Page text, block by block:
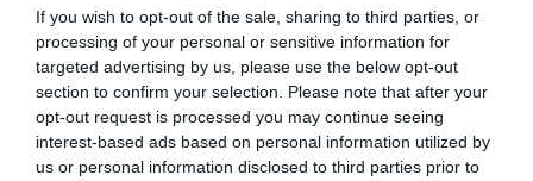
If you wish to opt-out of the sale, sharing to third parties, or
processing of your personal or sensitive information for
targeted advertising by us, please use the below opt-out
section to confirm your selection. Please note that after your
opt-out request is processed you may continue seeing
interest-based ads based on personal information utilized by
us or personal information disclosed to third parties prior to
EGY ELSÜLLYEDT HAJÓ
TEXTILJEI ÚJRA ÖSSZEÁLLTAK:
A RUHA, AMELY TÚLÉLTE A
TENGERT
NEM MINDENKI MENEKÜLT
POMPEJIBEN: LEHET, HOGY
EGY ORVOS A VÉGSŐKIG
SEGÍTENI PRÓBÁLT